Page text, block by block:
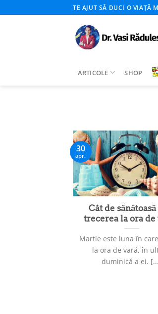
to
TE AJUT SĂ DUCI O VIAȚĂ
ARTICOLE SHOP
Cât de
trecerea la ora de
Martie este luna în
la ora de vară, în
duminică a ei.
30
apr.